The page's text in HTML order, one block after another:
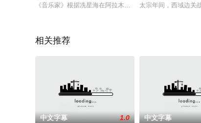
《音乐家》根据冼星海在阿拉木图的经历改编，赞颂人
太宗年间，西域边关
相关推荐
中文字幕 1.0 中文字幕